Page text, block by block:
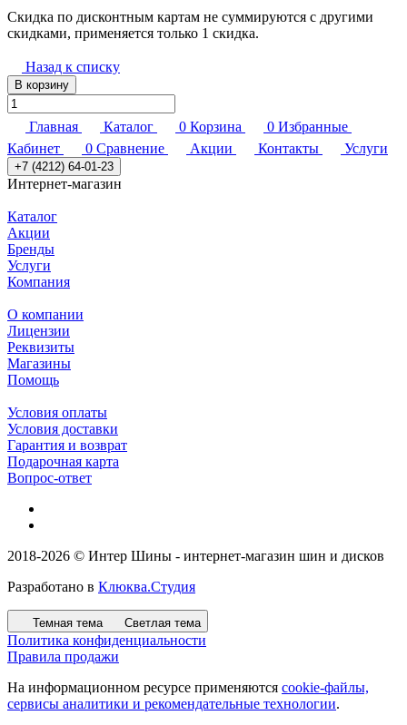
Скидка по дисконтным картам не суммируются с другими
скидками, применяется только 1 скидка.
Назад к списку
В корзину
Главная Каталог 0 Корзина 0 Избранные
Кабинет
0 Сравнение Акции Контакты Услуги
+7 (4212) 64-01-23
Интернет-магазин
Каталог
Акции
Бренды
Услуги
Компания
О компании
Лицензии
Реквизиты
Магазины
Помощь
Условия оплаты
Условия доставки
Гарантия и возврат
Подарочная карта
Вопрос-ответ
2018-2026 © Интер Шины - интернет-магазин шин и дисков
Разработано в Клюква.Студия
Темная тема Светлая тема
Политика конфиденциальности
Правила продажи
На информационном ресурсе применяются cookie-файлы,
сервисы аналитики и рекомендательные технологии.